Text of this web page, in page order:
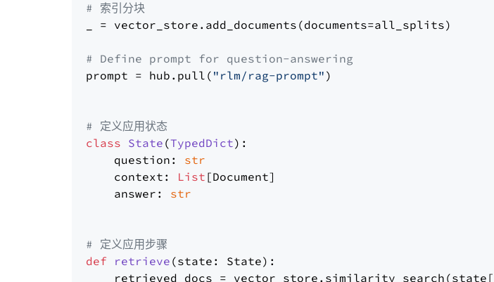
# 索引分块
_ = vector_store.add_documents(documents=all_splits)
# Define prompt for question-answering
prompt = hub.pull( "rlm/rag-prompt" )
# 定义应用状态
class State (TypedDict):
    question:
str
    context:
List [Document]
    answer:
str
# 定义应用步骤
def
retrieve (state: State):
    retrieved_docs = vector_store.similarity_search(state[